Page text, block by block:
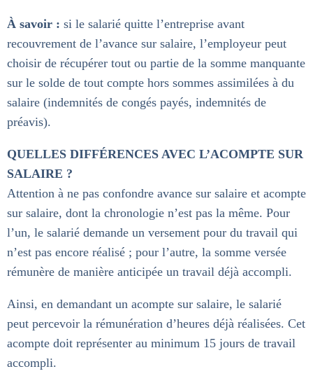
À savoir : si le salarié quitte l’entreprise avant
recouvrement de l’avance sur salaire, l’employeur peut
choisir de récupérer tout ou partie de la somme manquante
sur le solde de tout compte hors sommes assimilées à du
salaire (indemnités de congés payés, indemnités de
préavis).
QUELLES DIFFÉRENCES AVEC L’ACOMPTE SUR
SALAIRE ?
Attention à ne pas confondre avance sur salaire et acompte
sur salaire, dont la chronologie n’est pas la même. Pour
l’un, le salarié demande un versement pour du travail qui
n’est pas encore réalisé ; pour l’autre, la somme versée
rémunère de manière anticipée un travail déjà accompli.
Ainsi, en demandant un acompte sur salaire, le salarié
peut percevoir la rémunération d’heures déjà réalisées. Cet
acompte doit représenter au minimum 15 jours de travail
accompli.